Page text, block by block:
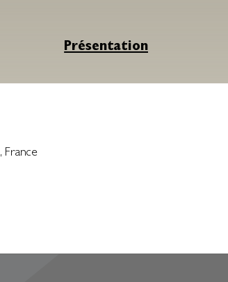
Présentation
, France